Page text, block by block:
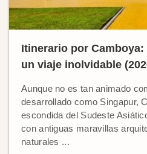
Itinerario por
un viaje inolvidable
Aunque no es tan animado
desarrollado como Singapur,
escondida del Sudeste
con antiguas maravillas
naturales ...